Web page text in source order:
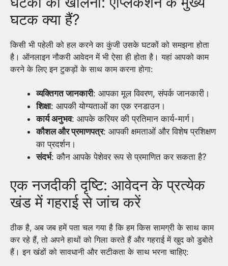
घटक क्या हैं?
किसी भी पहेली को हल करने का कुंजी उसके घटकों को समझना होता
है। ऑनलाइन नौकरी आवेदन में भी ऐसा ही होता है। यहां आपको काम
करने के लिए इन टुकड़ों के साथ काम करना होगा:
व्यक्तिगत जानकारी: आपका मूल विवरण, संपर्क जानकारी।
शिक्षा: आपकी योग्यताओं का एक रनडाउन।
कार्य अनुभव: आपके करियर की प्रतिमान कार्य-मार्ग।
कौशल और प्रमाणपत्र: आपकी क्षमताओं और विशेष प्रशिक्षण
का प्रदर्शन।
संदर्भ: कौन आपके पेशेवर रूप से प्रमाणित कर सकता है?
एक नजदीकी दृष्टि: आवेदन के प्रत्येक
खंड में गहराई से जांच करें
ठीक है, अब जब हमें पता चल गया है कि हम किस सामग्री के साथ काम
कर रहे हैं, तो अपने हाथों को गिला करते हैं और गहराई में खुद को डुबोते
हैं। इन खंडों को सावधानी और सटीकता के साथ भरना चाहिए: